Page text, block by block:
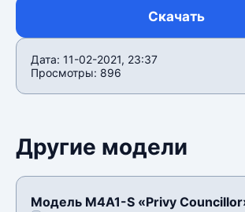
Скачать
Дата: 11-02-2021, 23:37
Просмотры: 896
Другие модели
Модель M4A1-S «Privy